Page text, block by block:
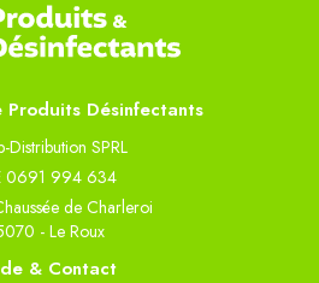
Désinfectants
Distribution SPRL
0691 994 634
de Charleroi
- Le Roux
& Contact